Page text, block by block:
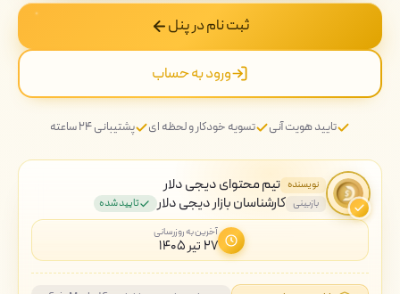
ثبت نام در پنل
ورود به حساب
تایید هویت آنی تسویه خودکار و لحظه ای پشتیبانی ۲۴ ساعته
نویسنده تیم محتوای دیجی دلار
بازبینی کارشناسان بازار دیجی دلار تایید شده
آخرین به روزرسانی
۲۷ تیر ۱۴۰۵